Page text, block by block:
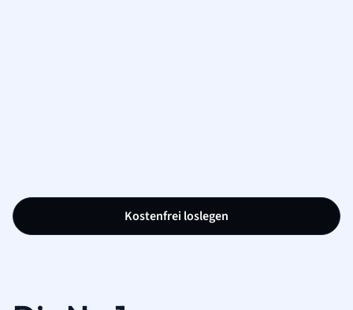
Kostenfrei loslegen